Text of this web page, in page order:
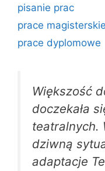
pisanie prac
prace magisterskie
prace dyplomowe
Większość
doczekała
teatralnych.
dziwną
adaptacje